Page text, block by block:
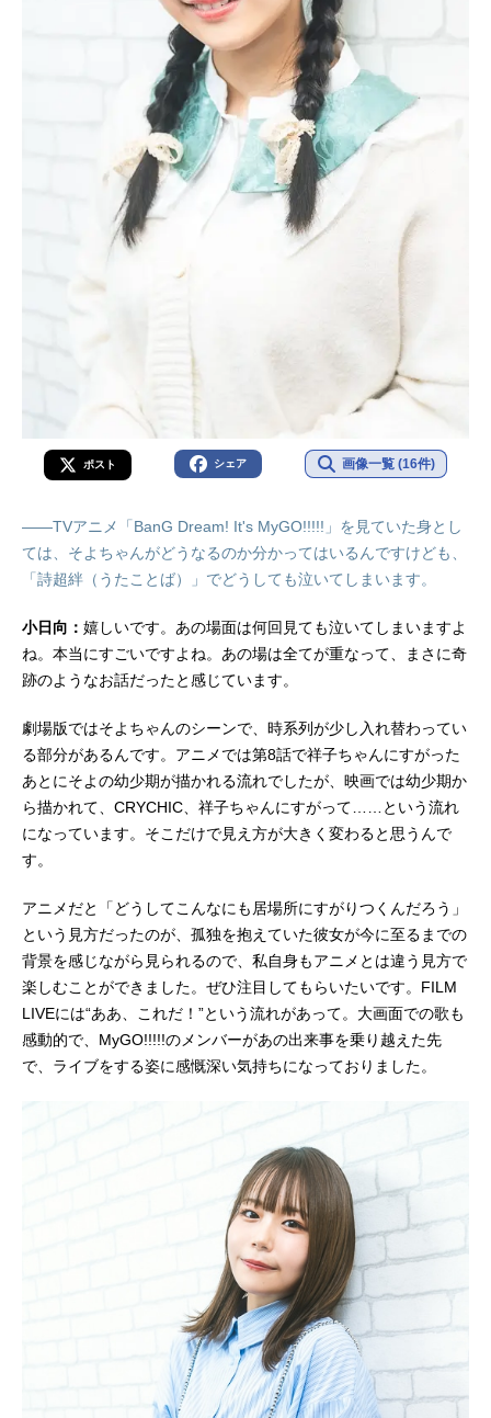
ポスト シェア 画像一覧 (16件)
――TVアニメ「BanG Dream! It's MyGO!!!!!」を見ていた身とし
ては、そよちゃんがどうなるのか分かってはいるんですけども、
「詩超絆（うたことば）」でどうしても泣いてしまいます。
小日向： 嬉しいです。あの場面は何回見ても泣いてしまいますよ
ね。本当にすごいですよね。あの場は全てが重なって、まさに奇
跡のようなお話だったと感じています。
劇場版ではそよちゃんのシーンで、時系列が少し入れ替わってい
る部分があるんです。アニメでは第8話で祥子ちゃんにすがった
あとにそよの幼少期が描かれる流れでしたが、映画では幼少期か
ら描かれて、CRYCHIC、祥子ちゃんにすがって……という流れ
になっています。そこだけで見え方が大きく変わると思うんで
す。
アニメだと「どうしてこんなにも居場所にすがりつくんだろう」
という見方だったのが、孤独を抱えていた彼女が今に至るまでの
背景を感じながら見られるので、私自身もアニメとは違う見方で
楽しむことができました。ぜひ注目してもらいたいです。FILM
LIVEには“ああ、これだ！”という流れがあって。大画面での歌も
感動的で、MyGO!!!!!のメンバーがあの出来事を乗り越えた先
で、ライブをする姿に感慨深い気持ちになっておりました。